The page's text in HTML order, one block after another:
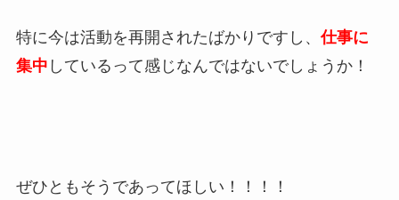
特に今は活動を再開されたばかりですし、仕事に
集中 しているって感じなんではないでしょうか！
ぜひともそうであってほしい！！！！